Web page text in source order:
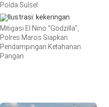
Polda Sulsel
Mitigasi El Nino “Godzilla”,
Polres Maros Siapkan
Pendampingan Ketahanan
Pangan